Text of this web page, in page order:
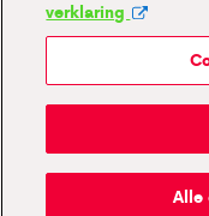
verklaring
Alle